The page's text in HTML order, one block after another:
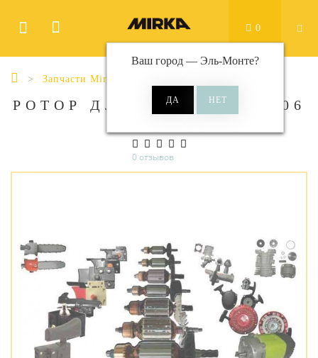
Ваш город — Эль-Монте?
0
Запчасти Mirka
РОТОР ДЛЯ PROS. MPP9006
0 отзывов